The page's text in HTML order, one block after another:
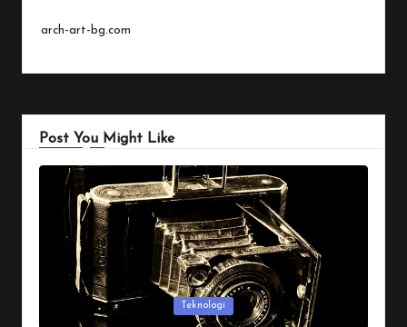
arch-art-bg.com
Post You Might Like
Teknologi